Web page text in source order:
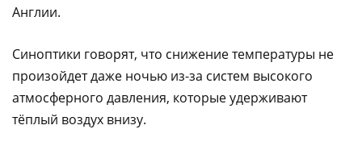
Англии.
Синоптики говорят, что снижение температуры не
произойдет даже ночью из-за систем высокого
атмосферного давления, которые удерживают
тёплый воздух внизу.